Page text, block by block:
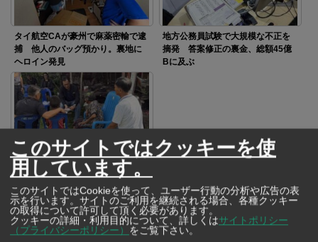
タイ航空CAが豪州で麻薬密輸で逮
捕 他人のバッグ預かり。裏地に
ヘロイン発見
地方公務員試験で大規模な不正を
摘発 答案修正の裏金、総額45億
Bに及ぶ
ナタを手に教師を追い回した9歳の
児童 学校で起きた事件が問いか
けたもの
SNSで毎日ニュースを配信中！
このサイトではクッキーを使
用しています。
このサイトではCookieを使って、ユーザー行動の分析や広告の表
示を行います。サイトのご利用を継続される場合、各種クッキー
の取得について許可して頂く必要があります。
クッキーの詳細・利用目的について、詳しくはサイトポリシー
（プライバシーポリシー）
をご覧下さい。